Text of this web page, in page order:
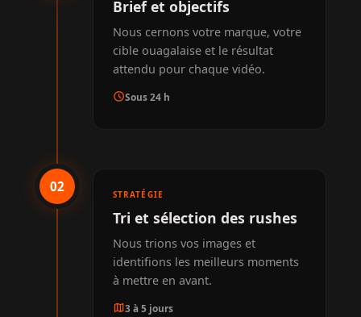
Brief et objectifs
Nous cernons votre marque, votre
cible ouagalaise et le résultat
attendu pour chaque vidéo.
scheduleSous 24 h
02 STRATÉGIE
Tri et sélection des rushes
Nous trions vos images et
identifions les meilleurs moments
à mettre en avant.
map3 à 5 jours